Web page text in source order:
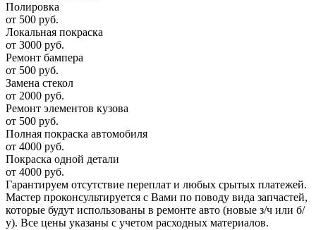
Полировка
от 500 руб.
Локальная покраска
от 3000 руб.
Ремонт бампера
от 500 руб.
Замена стекол
от 2000 руб.
Ремонт элементов кузова
от 500 руб.
Полная покраска автомобиля
от 4000 руб.
Покраска одной детали
от 4000 руб.
Гарантируем отсутствие переплат и любых срытых платежей.
Мастер проконсультируется с Вами по поводу вида запчастей,
которые будут использованы в ремонте авто (новые з/ч или б/
у). Все цены указаны с учетом расходных материалов.